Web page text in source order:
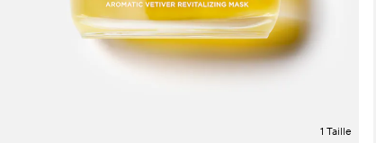
1 Taille